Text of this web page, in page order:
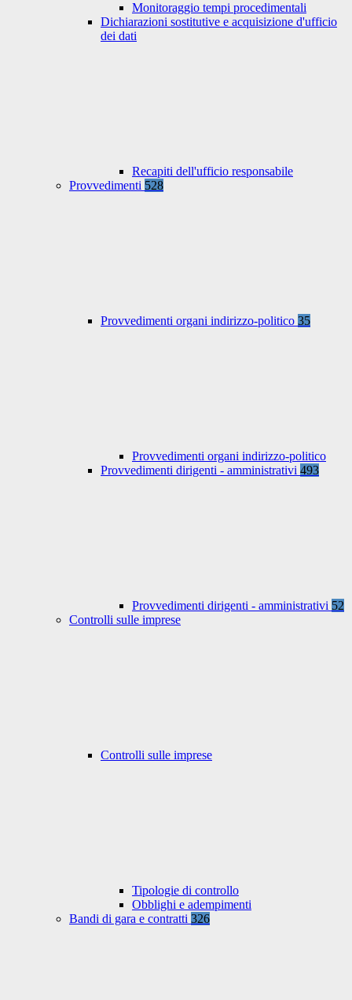
Monitoraggio tempi procedimentali
Dichiarazioni sostitutive e acquisizione d'ufficio
dei dati
Recapiti dell'ufficio responsabile
Provvedimenti 528
Provvedimenti organi indirizzo-politico 35
Provvedimenti organi indirizzo-politico
Provvedimenti dirigenti - amministrativi 493
Provvedimenti dirigenti - amministrativi 52
Controlli sulle imprese
Controlli sulle imprese
Tipologie di controllo
Obblighi e adempimenti
Bandi di gara e contratti 326